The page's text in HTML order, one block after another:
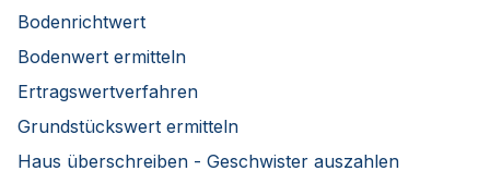
Bodenrichtwert
Bodenwert ermitteln
Ertragswertverfahren
Grundstückswert ermitteln
Haus überschreiben - Geschwister auszahlen